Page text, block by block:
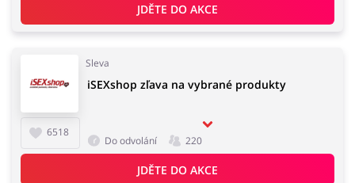
Auto
Dárky a gadgety
JDĚTE DO AKCE
Sleva
6518
iSEXshop zľava na vybrané produkty
Do odvolání 220
JDĚTE DO AKCE